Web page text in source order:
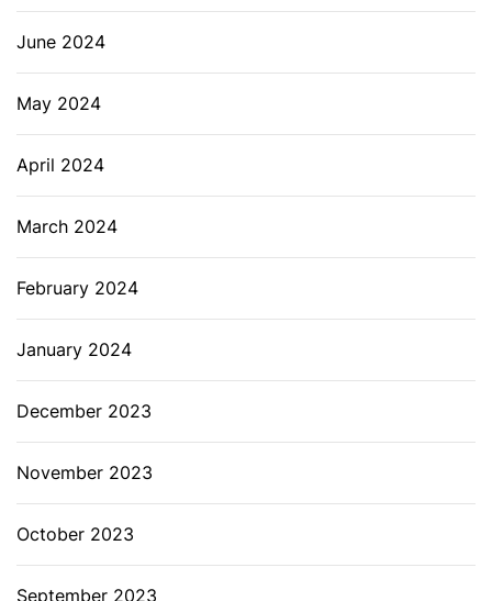
June 2024
May 2024
April 2024
March 2024
February 2024
January 2024
December 2023
November 2023
October 2023
September 2023